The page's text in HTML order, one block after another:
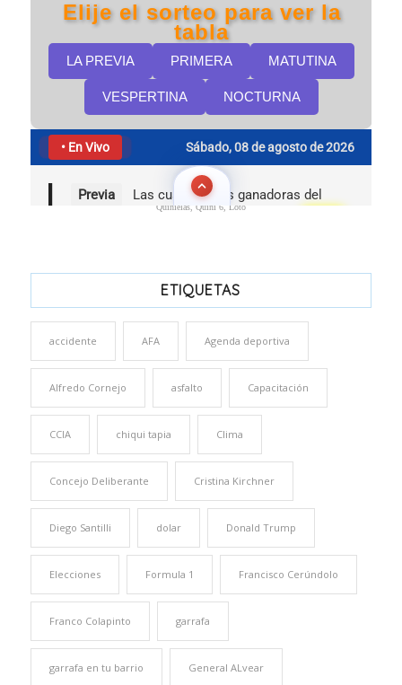
Quinielas, Quini 6, Loto
ETIQUETAS
accidente AFA Agenda deportiva
Alfredo Cornejo asfalto Capacitación
CCIA chiqui tapia Clima
Concejo Deliberante Cristina Kirchner
Diego Santilli dolar Donald Trump
Elecciones Formula 1 Francisco Cerúndolo
Franco Colapinto garrafa
garrafa en tu barrio General ALvear